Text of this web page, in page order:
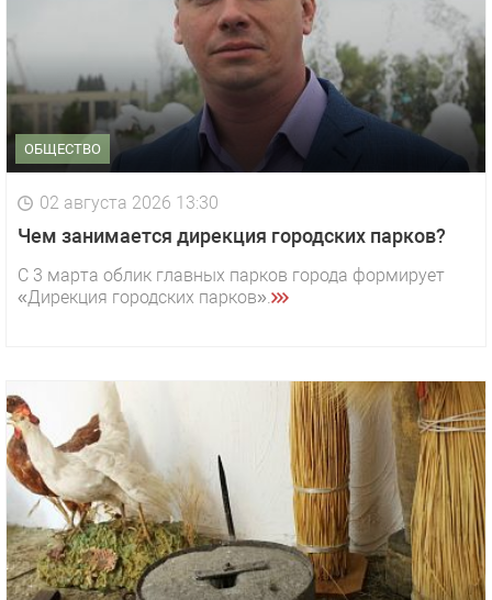
ОБЩЕСТВО
02 августа 2026 13:30
Чем занимается дирекция городских парков?
С 3 марта облик главных парков города формирует
«Дирекция городских парков».